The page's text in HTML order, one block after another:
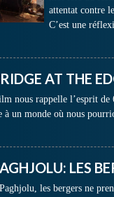
attentat contre
C’est une
AT THE
nous rappelle l’esprit de
à un monde où nous
LES
les bergers ne